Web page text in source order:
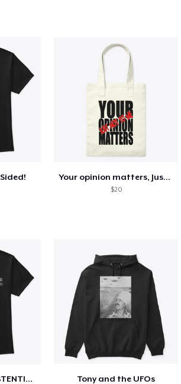
Your opinion matters, Just not to me!
$20
Current Mood: EXISTENTIAL CRISIS Tony and the UFOs